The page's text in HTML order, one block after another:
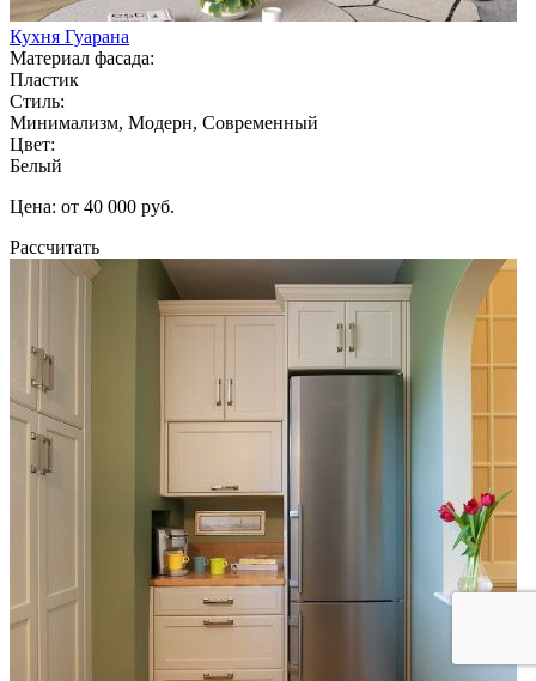
Кухня Гуарана
Материал фасада:
Пластик
Стиль:
Минимализм, Модерн, Современный
Цвет:
Белый
Цена: от 40 000 руб.
Рассчитать